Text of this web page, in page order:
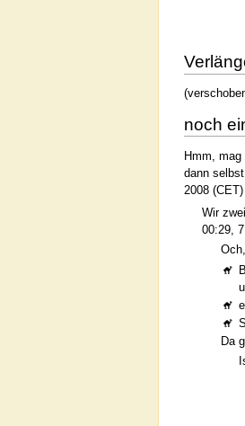
noch
Hmm,
dann
2008 (CET)
Wir
00:29,
Da